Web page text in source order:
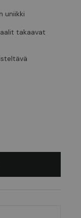
uniikki
takaavat